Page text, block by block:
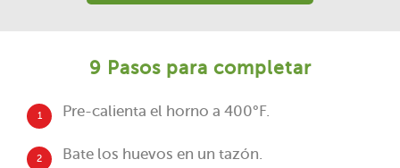
9 Pasos para completar
1 Pre-calienta el horno a 400°F.
2 Bate los huevos en un tazón.